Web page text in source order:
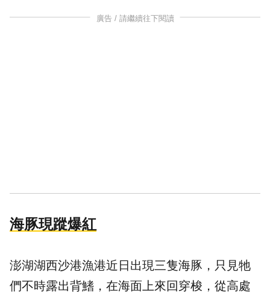
廣告 / 請繼續往下閱讀
海豚現蹤爆紅
澎湖湖西沙港漁港近日出現三隻海豚，只見牠
們不時露出背鰭，在海面上來回穿梭，從高處